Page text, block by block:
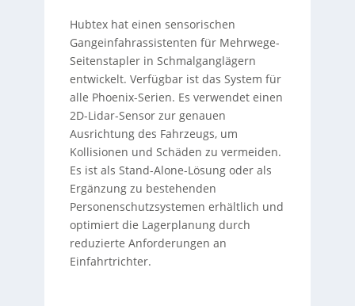
Hubtex hat einen sensorischen
Gangeinfahrassistenten für Mehrwege-
Seitenstapler in Schmalganglägern
entwickelt. Verfügbar ist das System für
alle Phoenix-Serien. Es verwendet einen
2D-Lidar-Sensor zur genauen
Ausrichtung des Fahrzeugs, um
Kollisionen und Schäden zu vermeiden.
Es ist als Stand-Alone-Lösung oder als
Ergänzung zu bestehenden
Personenschutzsystemen erhältlich und
optimiert die Lagerplanung durch
reduzierte Anforderungen an
Einfahrtrichter.